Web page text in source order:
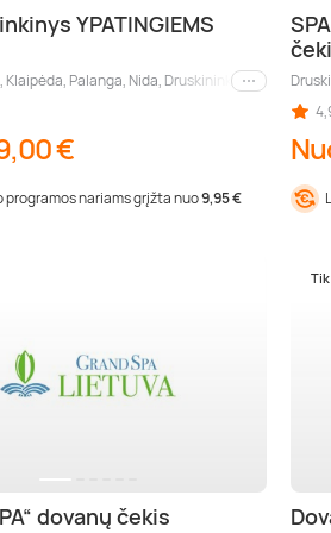
YPATINGIEMS
Klaipėda, Palanga, Nida, Druskininkai, Birštonas,
Kiti miestai
€
programos nariams grįžta nuo9,95 €
dovanų čekis